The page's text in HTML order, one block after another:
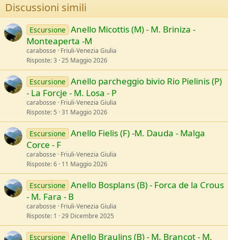
n
s
:
Discussioni simili
Escursione Anello Micottis (M) - M. Briniza -
Monteaperta -M
carabosse
Friuli-Venezia Giulia
Risposte 3 25 Maggio 2026
Escursione Anello parcheggio bivio Rio Pielinis (P)
- La Forcje - M. Losa - P
carabosse
Friuli-Venezia Giulia
Risposte 5 31 Maggio 2026
Escursione Anello Fielis (F) -M. Dauda - Malga
Corce - F
carabosse
Friuli-Venezia Giulia
Risposte 6 11 Maggio 2026
Escursione Anello Bosplans (B) - Forca de la Crous
- M. Fara - B
carabosse
Friuli-Venezia Giulia
Risposte 1 29 Dicembre 2025
Escursione Anello Braulins (B) - M. Brancot - M.